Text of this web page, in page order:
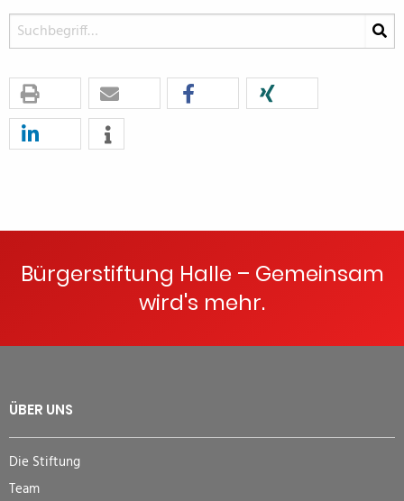
Bürgerstiftung Halle – Gemeinsam
wird's mehr.
ÜBER UNS
Die Stiftung
Team